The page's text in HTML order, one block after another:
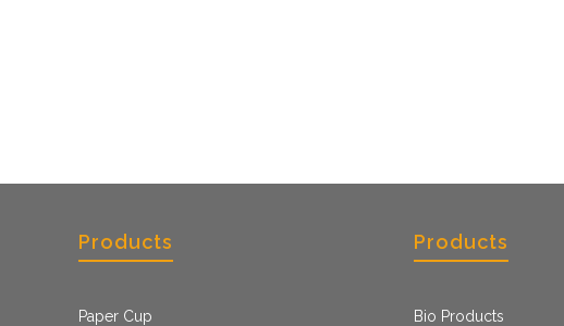
Products
Paper Cup
Products
Bio Products